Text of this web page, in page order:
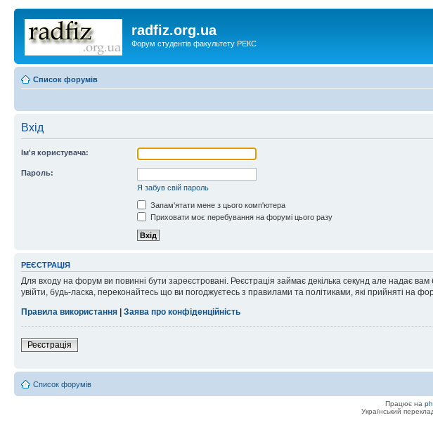
radfiz.org.ua
Форум студентів факультету РЕКС
Список форумів
Вхід
Ім'я користувача:
Пароль:
Я забув свій пароль
Запам'ятати мене з цього комп'ютера
Приховати моє перебування на форумі цього разу
РЕЄСТРАЦІЯ
Для входу на форум ви повинні бути зареєстровані. Реєстрація займає декілька секунд але надає
увійти, будь-ласка, переконайтесь що ви погоджуєтесь з правилами та політиками, які прийняті
Правила використання
Заява про конфіденційність
Реєстрація
Список форумів
Працює на
Український